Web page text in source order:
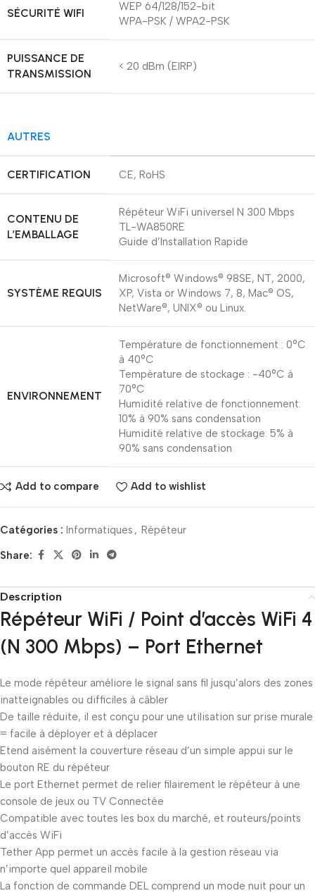
SÉCURITÉ WIFI
WEP 64/128/152-bit
WPA-PSK / WPA2-PSK
PUISSANCE DE
TRANSMISSION
< 20 dBm (EIRP)
AUTRES
CERTIFICATION CE, RoHS
CONTENU DE
L’EMBALLAGE
Répéteur WiFi universel N 300 Mbps
TL-WA850RE
Guide d’Installation Rapide
SYSTÈME REQUIS
Microsoft® Windows® 98SE, NT, 2000,
XP, Vista or Windows 7, 8, Mac® OS,
NetWare®, UNIX® ou Linux.
ENVIRONNEMENT
Température de fonctionnement : 0°C
à 40°C
Température de stockage : -40°C à
70°C
Humidité relative de fonctionnement:
10% à 90% sans condensation
Humidité relative de stockage: 5% à
90% sans condensation
Add to compare Add to wishlist
Catégories : Informatiques , Répéteur
Share:
Description
Répéteur WiFi / Point d’accès WiFi 4
(N 300 Mbps) – Port Ethernet
Le mode répéteur améliore le signal sans fil jusqu’alors des zones
inatteignables ou difficiles à câbler
De taille réduite, il est conçu pour une utilisation sur prise murale
= facile à déployer et à déplacer
Etend aisément la couverture réseau d’un simple appui sur le
bouton RE du répéteur
Le port Ethernet permet de relier filairement le répéteur à une
console de jeux ou TV Connectée
Compatible avec toutes les box du marché, et routeurs/points
d’accès WiFi
Tether App permet un accès facile à la gestion réseau via
n’importe quel appareil mobile
La fonction de commande DEL comprend un mode nuit pour un